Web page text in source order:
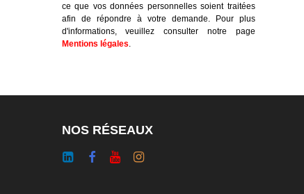
ce que vos données personnelles soient traitées
afin de répondre à votre demande. Pour plus
d'informations, veuillez consulter notre page
Mentions légales
NOS RÉSEAUX